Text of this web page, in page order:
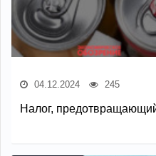
04.12.2024 245
Налог,